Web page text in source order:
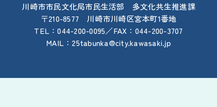
川崎市市民文化局市民生活部 多文化共生推進課
〒210-8577 川崎市川崎区宮本町1番地
TEL：044-200-0095／FAX：044-200-3707
MAIL：25tabunka@city.kawasaki.jp